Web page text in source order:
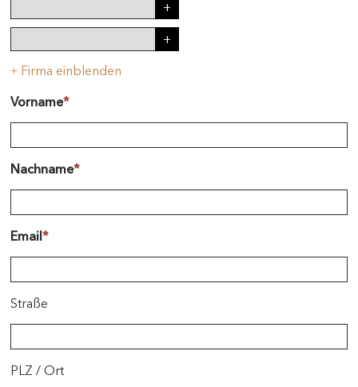
+ Firma einblenden
Vorname*
Nachname*
Email*
Straße
PLZ / Ort